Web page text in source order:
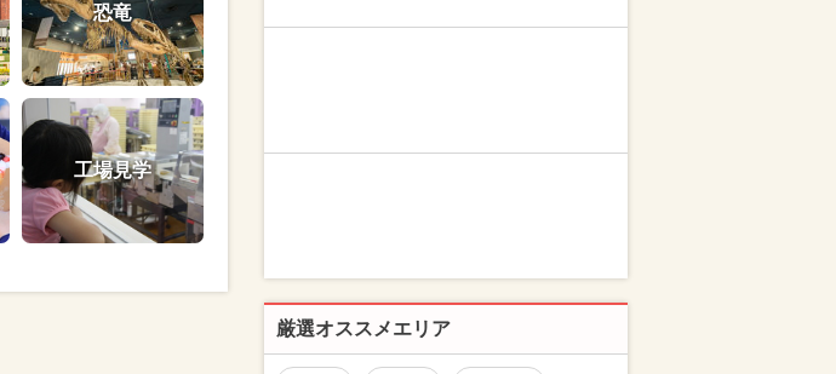
恐竜
工場見学
厳選オススメエリア